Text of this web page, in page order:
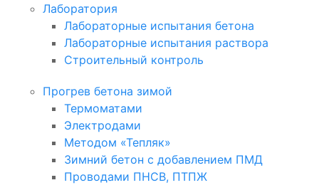
Лаборатория
Лабораторные испытания бетона
Лабораторные испытания раствора
Строительный контроль
Прогрев бетона зимой
Термоматами
Электродами
Методом «Тепляк»
Зимний бетон с добавлением ПМД
Проводами ПНСВ, ПТПЖ